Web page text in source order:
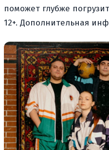
поможет глубже
12+. Дополнительная